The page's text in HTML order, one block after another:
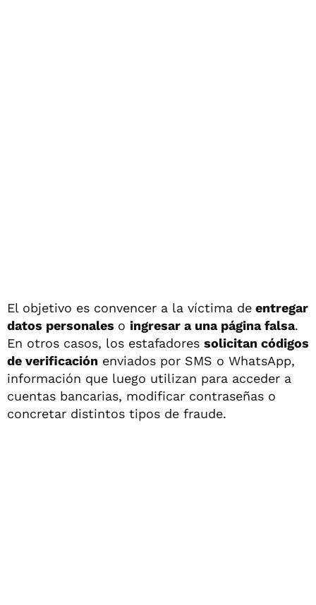
El objetivo es convencer a la víctima de entregar
datos personales o ingresar a una página falsa.
En otros casos, los estafadores solicitan códigos
de verificación enviados por SMS o WhatsApp,
información que luego utilizan para acceder a
cuentas bancarias, modificar contraseñas o
concretar distintos tipos de fraude.